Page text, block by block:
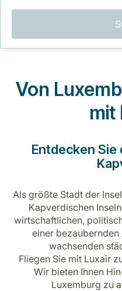
LuxairGroup
Karriere bei LuxairGroup
Von
mit
Entdecken
Als größte Stadt der
Kapverdischen
wirtschaftlichen,
einer
wachsenden
Fliegen Sie mit Luxair
Wir bieten Ihnen
Luxemburg zu